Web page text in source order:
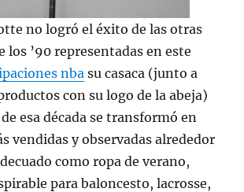
no logró el éxito de las otras
los ’90 representadas en este
nba su casaca (junto a
con su logo de la abeja)
esa década se transformó en
vendidas y observadas alrededor
como ropa de verano,
para baloncesto, lacrosse,